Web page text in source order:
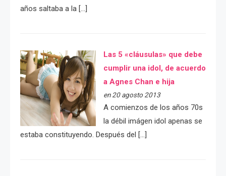
años saltaba a la […]
Las 5 «cláusulas» que debe
cumplir una idol, de acuerdo
a Agnes Chan e hija
en 20 agosto 2013
A comienzos de los años 70s
la débil imágen idol apenas se
estaba constituyendo. Después del […]